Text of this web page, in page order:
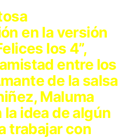
en la versión
los 4”,
entre los
de la salsa
Maluma
idea de algún
trabajar con